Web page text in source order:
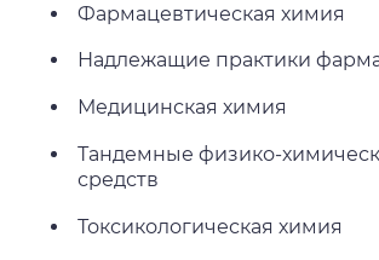
Фармацевтическая химия
Надлежащие практики
Медицинская химия
Тандемные физико-
средств
Токсикологическая химия